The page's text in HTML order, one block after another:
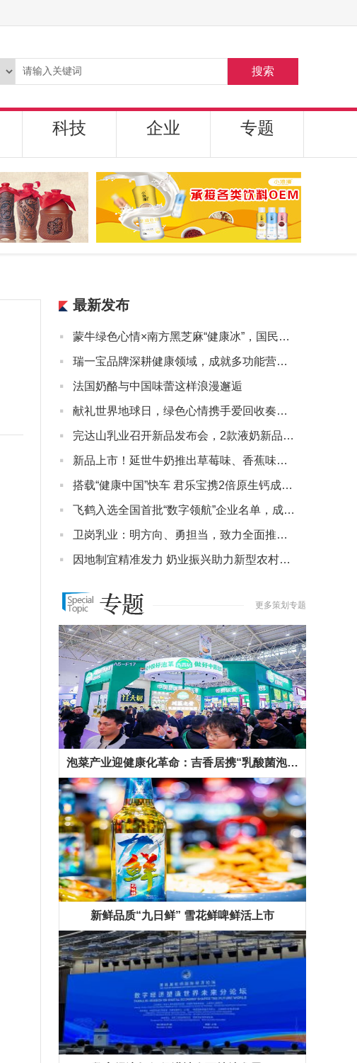
搜索
科技 企业 专题
最新发布
· 蒙牛绿色心情×南方黑芝麻“健康冰”，国民双雄联手定义夏日养生新刚需
· 瑞一宝品牌深耕健康领域，成就多功能营养产品的卓越效果
· 法国奶酪与中国味蕾这样浪漫邂逅
· 献礼世界地球日，绿色心情携手爱回收奏响绿色公益创新进行曲
· 完达山乳业召开新品发布会，2款液奶新品获盛赞
· 新品上市！延世牛奶推出草莓味、香蕉味牛乳饮品300ml迷你款
· 搭载“健康中国”快车 君乐宝携2倍原生钙成人奶粉奔向专业营养时代
· 飞鹤入选全国首批“数字领航”企业名单，成唯一获国家级认定乳企
· 卫岗乳业：明方向、勇担当，致力全面推动企业高质量发展
· 因地制宜精准发力 奶业振兴助力新型农村集体经济
精彩专题
更多策划专题
泡菜产业迎健康化革命：吉香居携“乳酸菌泡菜”等新品抢占千亿市场先机
新鲜品质“九日鲜” 雪花鲜啤鲜活上市